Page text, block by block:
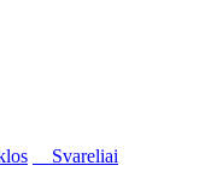
Svareliai